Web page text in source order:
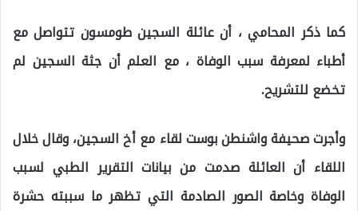
كما ذكر المحامي ، أن عائلة السجين طومسون تتواصل مع
أطباء لمعرفة سبب الوفاة ، مع العلم أن جثة السجين لم
تخضع للتشريح.
وأجرت صحيفة واشنطن بوست لقاء مع أخ السجين، وقال خلال
اللقاء أن العائلة صدمت من بيانات التقرير الطبي لسبب
الوفاة وخاصة الصور الصادمة التي تظهر ما سببته حشرة